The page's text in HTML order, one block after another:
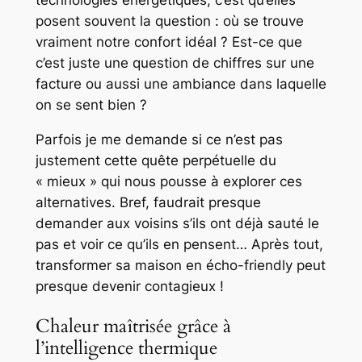
posent souvent la question : où se trouve
vraiment notre confort idéal ? Est-ce que
c’est juste une question de chiffres sur une
facture ou aussi une ambiance dans laquelle
on se sent bien ?
Parfois je me demande si ce n’est pas
justement cette quête perpétuelle du
« mieux » qui nous pousse à explorer ces
alternatives. Bref, faudrait presque
demander aux voisins s’ils ont déjà sauté le
pas et voir ce qu’ils en pensent… Après tout,
transformer sa maison en écho-friendly peut
presque devenir contagieux !
Chaleur maîtrisée grâce à
l’intelligence thermique